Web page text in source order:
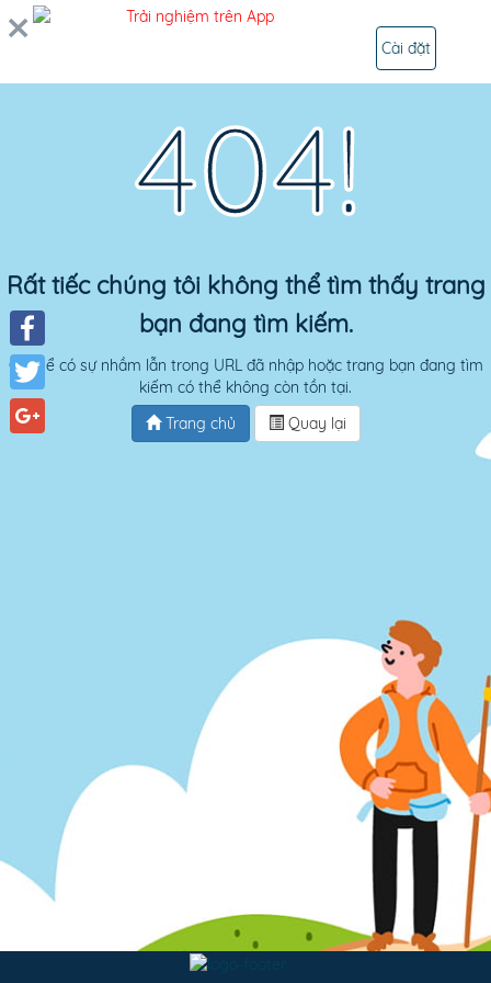
Facebook
Twitter
404!
Rất tiếc chúng tôi không thể tìm thấy trang
bạn đang tìm kiếm.
Có thể có sự nhầm lẫn trong URL đã nhập hoặc trang bạn đang tìm
kiếm có thể không còn tồn tại.
Trang chủ
Quay lại
Trải nghiệm trên App
Cài đặt